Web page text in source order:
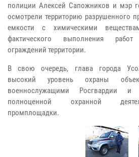
полиции Алексей Сапожников и мэр
осмотрели территорию разрушенного
емкости с химическими
фактического выполнения
ограждений территории.
В свою очередь, глава города
высокий уровень охраны
военнослужащими Росгвардии и
полноценной охранной
промплощадки.